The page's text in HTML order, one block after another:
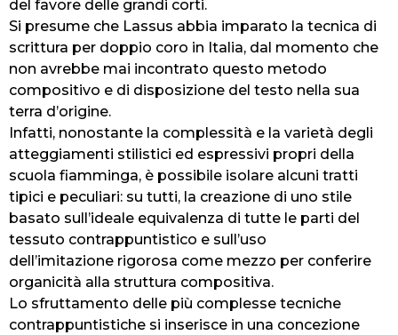
del favore delle grandi corti.
Si presume che Lassus abbia imparato la tecnica di
scrittura per doppio coro in Italia, dal momento che
non avrebbe mai incontrato questo metodo
compositivo e di disposizione del testo nella sua
terra d’origine.
Infatti, nonostante la complessità e la varietà degli
atteggiamenti stilistici ed espressivi propri della
scuola fiamminga, è possibile isolare alcuni tratti
tipici e peculiari: su tutti, la creazione di uno stile
basato sull’ideale equivalenza di tutte le parti del
tessuto contrappuntistico e sull’uso
dell’imitazione rigorosa come mezzo per conferire
organicità alla struttura compositiva.
Lo sfruttamento delle più complesse tecniche
contrappuntistiche si inserisce in una concezione